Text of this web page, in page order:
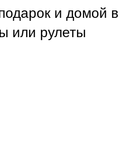
и домой в
или рулеты